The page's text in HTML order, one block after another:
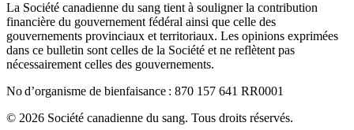
La Société canadienne du sang tient à souligner la contribution
financière du gouvernement fédéral ainsi que celle des
gouvernements provinciaux et territoriaux. Les opinions exprimées
dans ce bulletin sont celles de la Société et ne reflètent pas
nécessairement celles des gouvernements.
No d’organisme de bienfaisance : 870 157 641 RR0001
© 2026 Société canadienne du sang. Tous droits réservés.